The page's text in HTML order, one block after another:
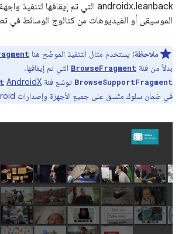
androidx.leanback التي تم إيقافها
لتنفيذ
الموسيقى أو الفيديوهات من كتالوج الوسائط في
ملاحظة: يستخدم مثال التنفيذ الموضّح هنا
بدلاً من فئة BrowseFragment التي تم إيقافها.
BrowseSupportFragment توسّع فئة AndroidX
في ضمان سلوك متّسق على جميع الأجهزة وإصدارات Android.